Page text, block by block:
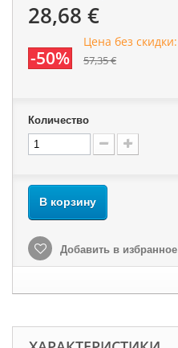
28,68 €
-50%
Цена без скидки:
57,35 €
Количество
В корзину
Добавить в избранное